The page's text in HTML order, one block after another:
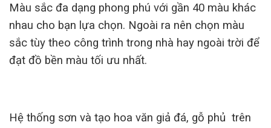
Màu sắc đa dạng phong phú với gần 40 màu khác
nhau cho bạn lựa chọn. Ngoài ra nên chọn màu
sắc tùy theo công trình trong nhà hay ngoài trời để
đạt đồ bền màu tối ưu nhất.
Hệ thống sơn và tạo hoa văn giả đá, gỗ phủ trên